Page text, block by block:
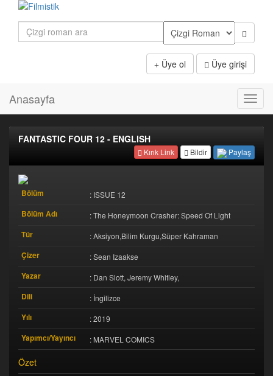
Üye ol Üye girişi
Anasayfa
FANTASTIC FOUR 12 - ENGLISH
Kırık Link Bildir Paylaş
Bölüm : ISSUE 12
Bölüm Adı : The Honeymoon Crasher: Speed Of Light
Tür : Aksiyon,Bilim Kurgu,Süper Kahraman
Çizer : Sean Izaakse
Yazar : Dan Slott, Jeremy Whitley,
Dili : İngilizce
Yılı : 2019
Yapımcı/Yayıncı : MARVEL COMICS
Özet